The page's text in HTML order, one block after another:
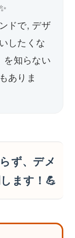
ドで, デザ
したくな
を知らない
ありま
ず、デメ
ます！💪